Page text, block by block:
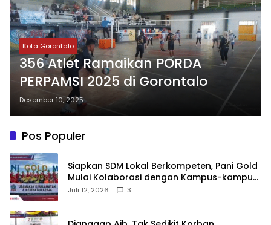
Kota Gorontalo
356 Atlet Ramaikan PORDA
PERPAMSI 2025 di Gorontalo
Desember 10, 2025
Pos Populer
‎Siapkan SDM Lokal Berkompeten, Pani Gold
Mulai Kolaborasi dengan Kampus-kampus
di Gorontalo
Juli 12, 2026 3